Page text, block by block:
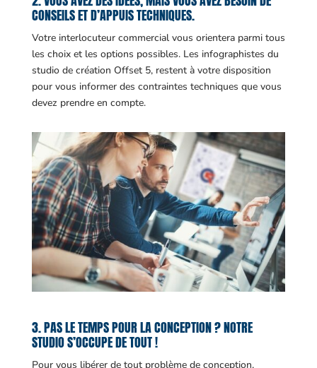
CONSEILS ET D’APPUIS TECHNIQUES.
Votre interlocuteur commercial vous orientera parmi tous
les choix et les options possibles. Les infographistes du
studio de création Offset 5, restent à votre disposition
pour vous informer des contraintes techniques que vous
devez prendre en compte.
3. PAS LE TEMPS POUR LA CONCEPTION ? NOTRE
STUDIO S’OCCUPE DE TOUT !
Pour vous libérer de tout problème de conception,